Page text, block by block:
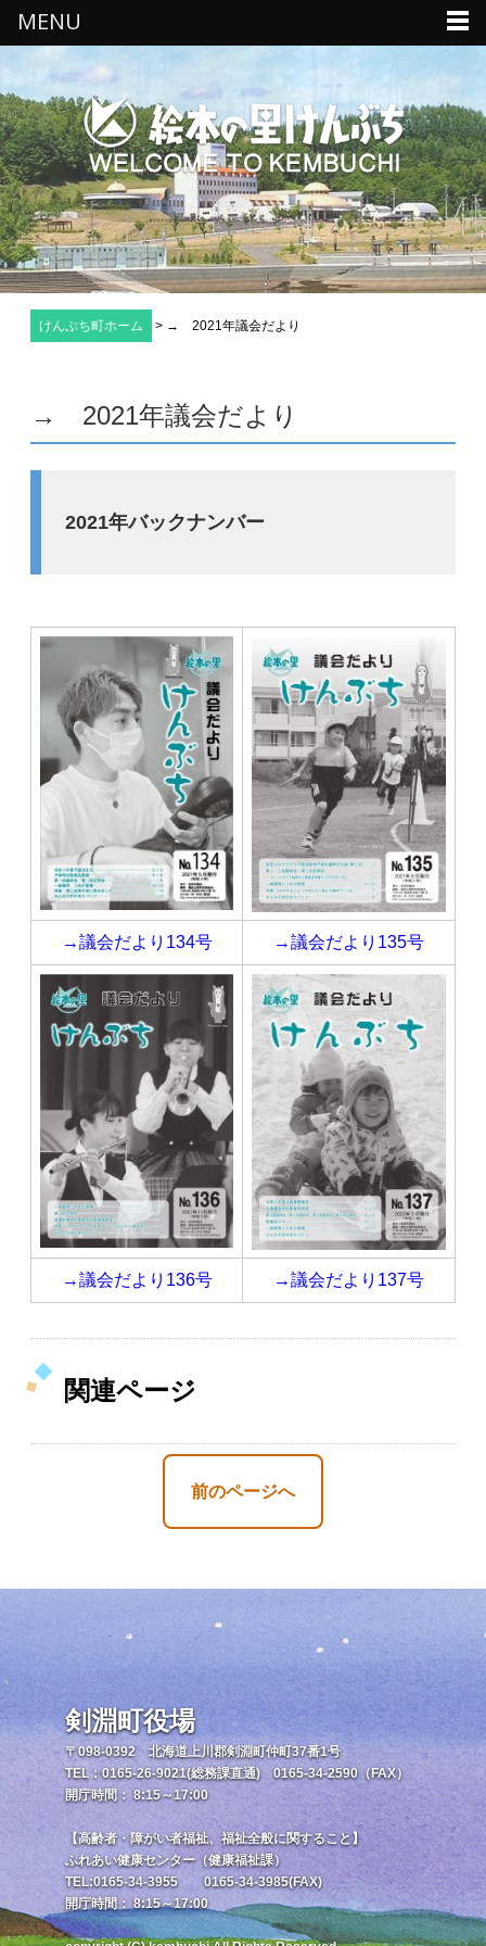
けんぶち町ホーム > → 2021年議会だより
→ 2021年議会だより
2021年バックナンバー
→議会だより134号 →議会だより135号
→議会だより136号 →議会だより137号
関連ページ
前のページへ
剣淵町役場
〒098-0392 北海道上川郡剣淵町仲町37番1号
TEL：0165-26-9021(総務課直通) 0165-34-2590（FAX）
開庁時間： 8:15～17:00
【高齢者・障がい者福祉、福祉全般に関すること】
ふれあい健康センター（健康福祉課）
TEL:0165-34-3955 0165-34-3985(FAX)
開庁時間： 8:15～17:00
MENU